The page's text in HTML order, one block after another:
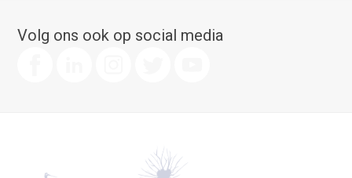
Volg ons ook op social media